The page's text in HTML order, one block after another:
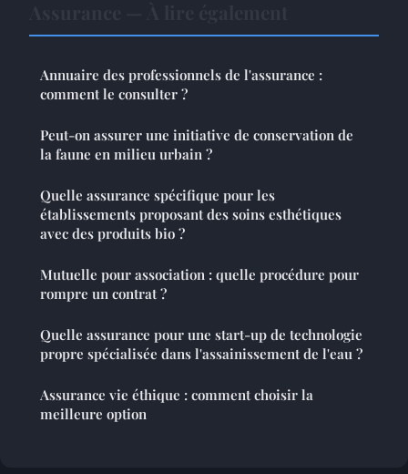
Annuaire des professionnels de l'assurance :
comment le consulter ?
Peut-on assurer une initiative de conservation de
la faune en milieu urbain ?
Quelle assurance spécifique pour les
établissements proposant des soins esthétiques
avec des produits bio ?
Mutuelle pour association : quelle procédure pour
rompre un contrat ?
Quelle assurance pour une start-up de technologie
propre spécialisée dans l'assainissement de l'eau ?
Assurance vie éthique : comment choisir la
meilleure option